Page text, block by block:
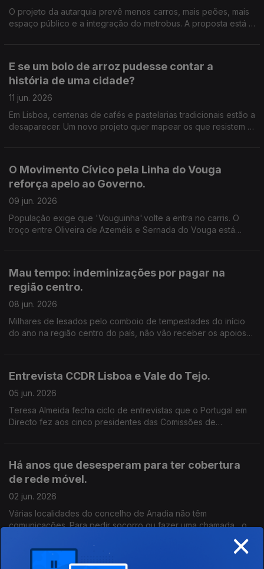
O projeto da autarquia prevê menos carros, mais peões, mais
espaço público e a integração do metrobus. A proposta está a
E se um bolo de arroz pudesse contar a
história de uma cidade?
11 jun. 2026
Em Lisboa, centenas de cafés e pastelarias tradicionais estão a
desaparecer. Um novo projeto quer mapear os que resistem e
O Movimento Cívico pela Linha do Vouga
reforça apelo ao Governo.
09 jun. 2026
População exige que 'Vouguinha'.volte a entra no carris. O
troço entre Oliveira de Azeméis e Sernada do Vouga está
Mau tempo: indeminizações por pagar na
região centro.
08 jun. 2026
Milhares de lesados pelo comboio de tempestades do início
do ano na região centro do país, não vão receber os apoios
Entrevista CCDR Lisboa e Vale do Tejo.
05 jun. 2026
Teresa Almeida fecha ciclo de entrevistas que o Portugal em
Directo fez aos cinco presidentes das Comissões de
Há anos que desesperam para ter cobertura
de rede móvel.
02 jun. 2026
Várias localidades do concelho de Anadia não têm
comunicações. Para pedir socorro ou fazer uma chamada, os
moradores têm de usar o telefone fixo. A autarquia diz que
chegou a hora de dizer basta. Edição Cláudia Costa.
×